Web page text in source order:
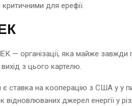
для ерефії.
— організації, яка майже завжди
з цього картелю.
ставка на кооперацію з США у у
джерел енергії у